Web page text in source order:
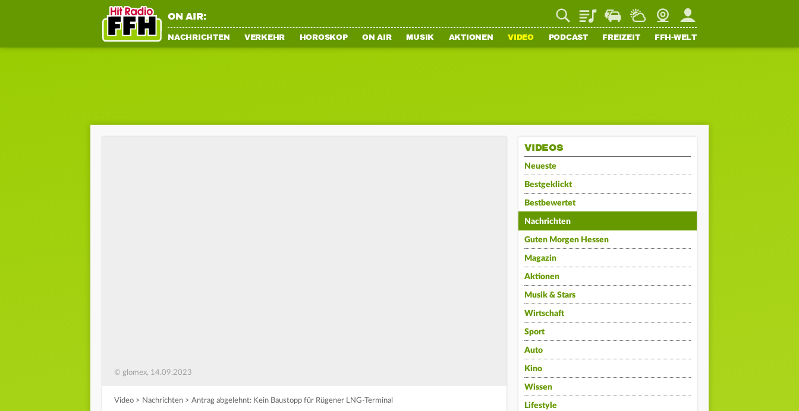
ON AIR: PlaylistStaupilotWetterWebcamMein FFH
NACHRICHTEN VERKEHR HOROSKOP ON AIR MUSIK AKTIONEN VIDEO PODCAST FREIZEIT FFH-WELT
© glomex, 14.09.2023
Video > Nachrichten > Antrag abgelehnt: Kein Baustopp für Rügener LNG-Terminal
VIDEOS
Neueste
Bestgeklickt
Bestbewertet
Nachrichten
Guten Morgen Hessen
Magazin
Aktionen
Musik & Stars
Wirtschaft
Sport
Auto
Kino
Wissen
Lifestyle